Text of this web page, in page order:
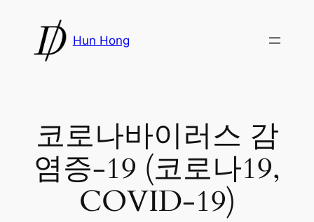
content
Hun Hong
코로나바이러스 감
염증-19 (코로나19,
COVID-19)